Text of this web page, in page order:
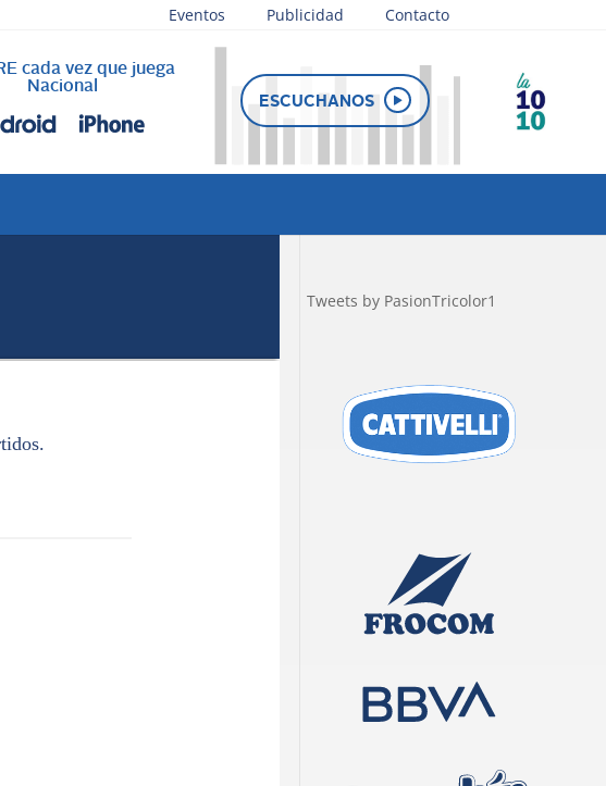
Eventos Publicidad Contacto
cada vez que juega
Nacional
ESCUCHANOS
Tweets by PasionTricolor1